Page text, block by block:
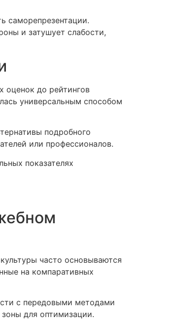
саморепрезентации.
и затушует слабости,
оценок до рейтингов
универсальным способом
подробного
или профессионалов.
показателях
часто основываются
на компаративных
с передовыми методами
для оптимизации.